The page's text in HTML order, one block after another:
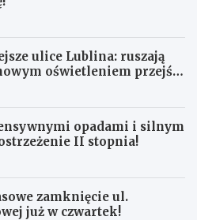
ulice Lublina: ruszają
oświetleniem przejść
opadami i silnym
II stopnia!
zamknięcie ul.
już w czwartek!